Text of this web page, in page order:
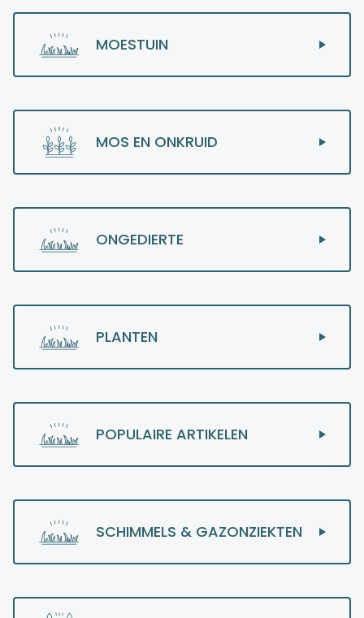
MOESTUIN
MOS EN ONKRUID
ONGEDIERTE
PLANTEN
POPULAIRE ARTIKELEN
SCHIMMELS & GAZONZIEKTEN